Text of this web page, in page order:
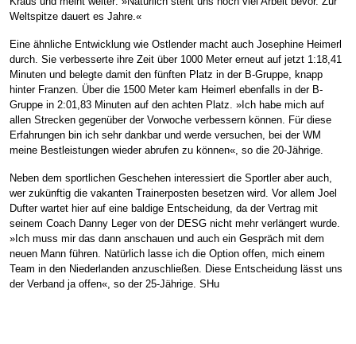
Weltspitze dauert es Jahre.«
Eine ähnliche Entwicklung wie Ostlender macht auch Josephine Heimerl
durch. Sie verbesserte ihre Zeit über 1000 Meter erneut auf jetzt 1:18,41
Minuten und belegte damit den fünften Platz in der B-Gruppe, knapp
hinter Franzen. Über die 1500 Meter kam Heimerl ebenfalls in der B-
Gruppe in 2:01,83 Minuten auf den achten Platz. »Ich habe mich auf
allen Strecken gegenüber der Vorwoche verbessern können. Für diese
Erfahrungen bin ich sehr dankbar und werde versuchen, bei der WM
meine Bestleistungen wieder abrufen zu können«, so die 20-Jährige.
Neben dem sportlichen Geschehen interessiert die Sportler aber auch,
wer zukünftig die vakanten Trainerposten besetzen wird. Vor allem Joel
Dufter wartet hier auf eine baldige Entscheidung, da der Vertrag mit
seinem Coach Danny Leger von der DESG nicht mehr verlängert wurde.
»Ich muss mir das dann anschauen und auch ein Gespräch mit dem
neuen Mann führen. Natürlich lasse ich die Option offen, mich einem
Team in den Niederlanden anzuschließen. Diese Entscheidung lässt uns
der Verband ja offen«, so der 25-Jährige. SHu